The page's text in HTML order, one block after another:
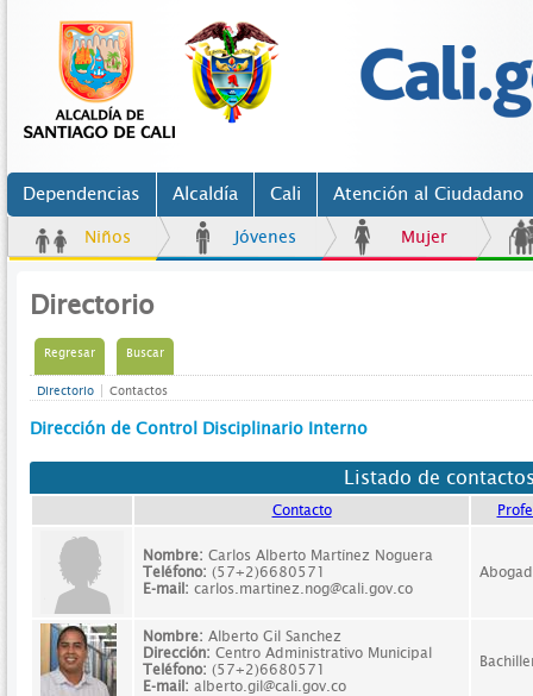
Dependencias Alcaldía Cali Atención al Ciudadano
Niños Jóvenes Mujer
Directorio
Regresar Buscar
Directorio Contactos
Dirección de Control Disciplinario Interno
Listado de
Contacto
Nombre: Carlos Alberto Martínez Noguera
Teléfono: (57+2)6680571
E-mail: carlos.martinez.nog@cali.gov.co
Nombre: Alberto Gil Sanchez
Dirección: Centro Administrativo Municipal
Teléfono: (57+2)6680571
E-mail: alberto.gil@cali.gov.co